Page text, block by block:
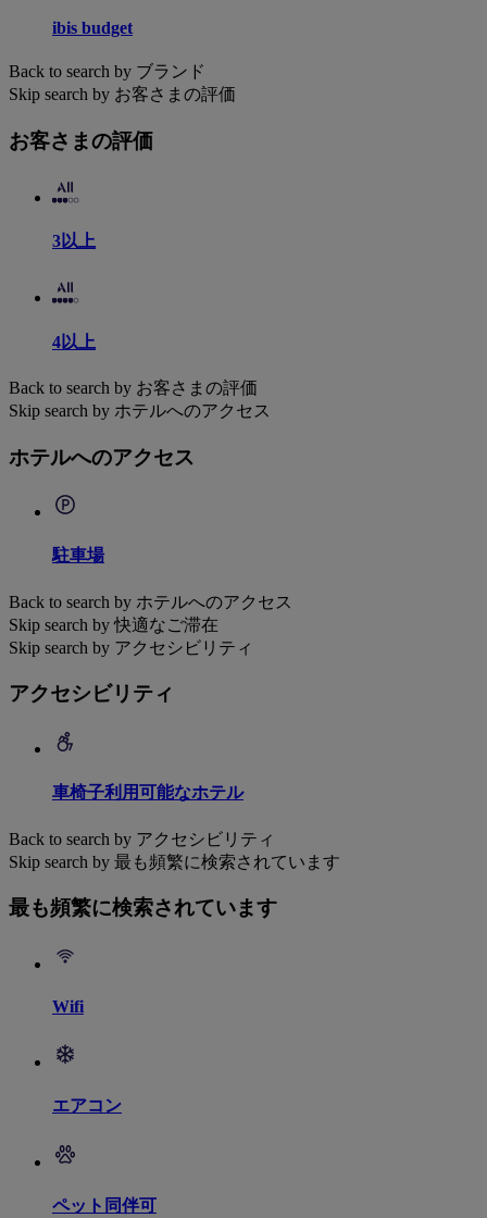
ibis budget
Back to search by ブランド
Skip search by お客さまの評価
お客さまの評価
3以上
4以上
Back to search by お客さまの評価
Skip search by ホテルへのアクセス
ホテルへのアクセス
駐車場
Back to search by ホテルへのアクセス
Skip search by 快適なご滞在
Skip search by アクセシビリティ
アクセシビリティ
車椅子利用可能なホテル
Back to search by アクセシビリティ
Skip search by 最も頻繁に検索されています
最も頻繁に検索されています
Wifi
エアコン
ペット同伴可